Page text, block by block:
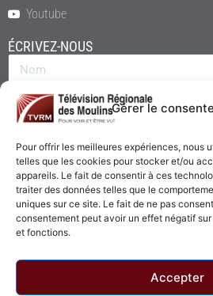
Gérer le
Pour offrir les meilleures expériences, nous
telles que les cookies pour stocker et/ou
appareils. Le fait de consentir à ces
traiter des données telles que le
uniques sur ce site. Le fait de ne pas
consentement peut avoir un effet négatif
et fonctions.
Accepter
Youtube
ÉCRIVEZ-NOUS